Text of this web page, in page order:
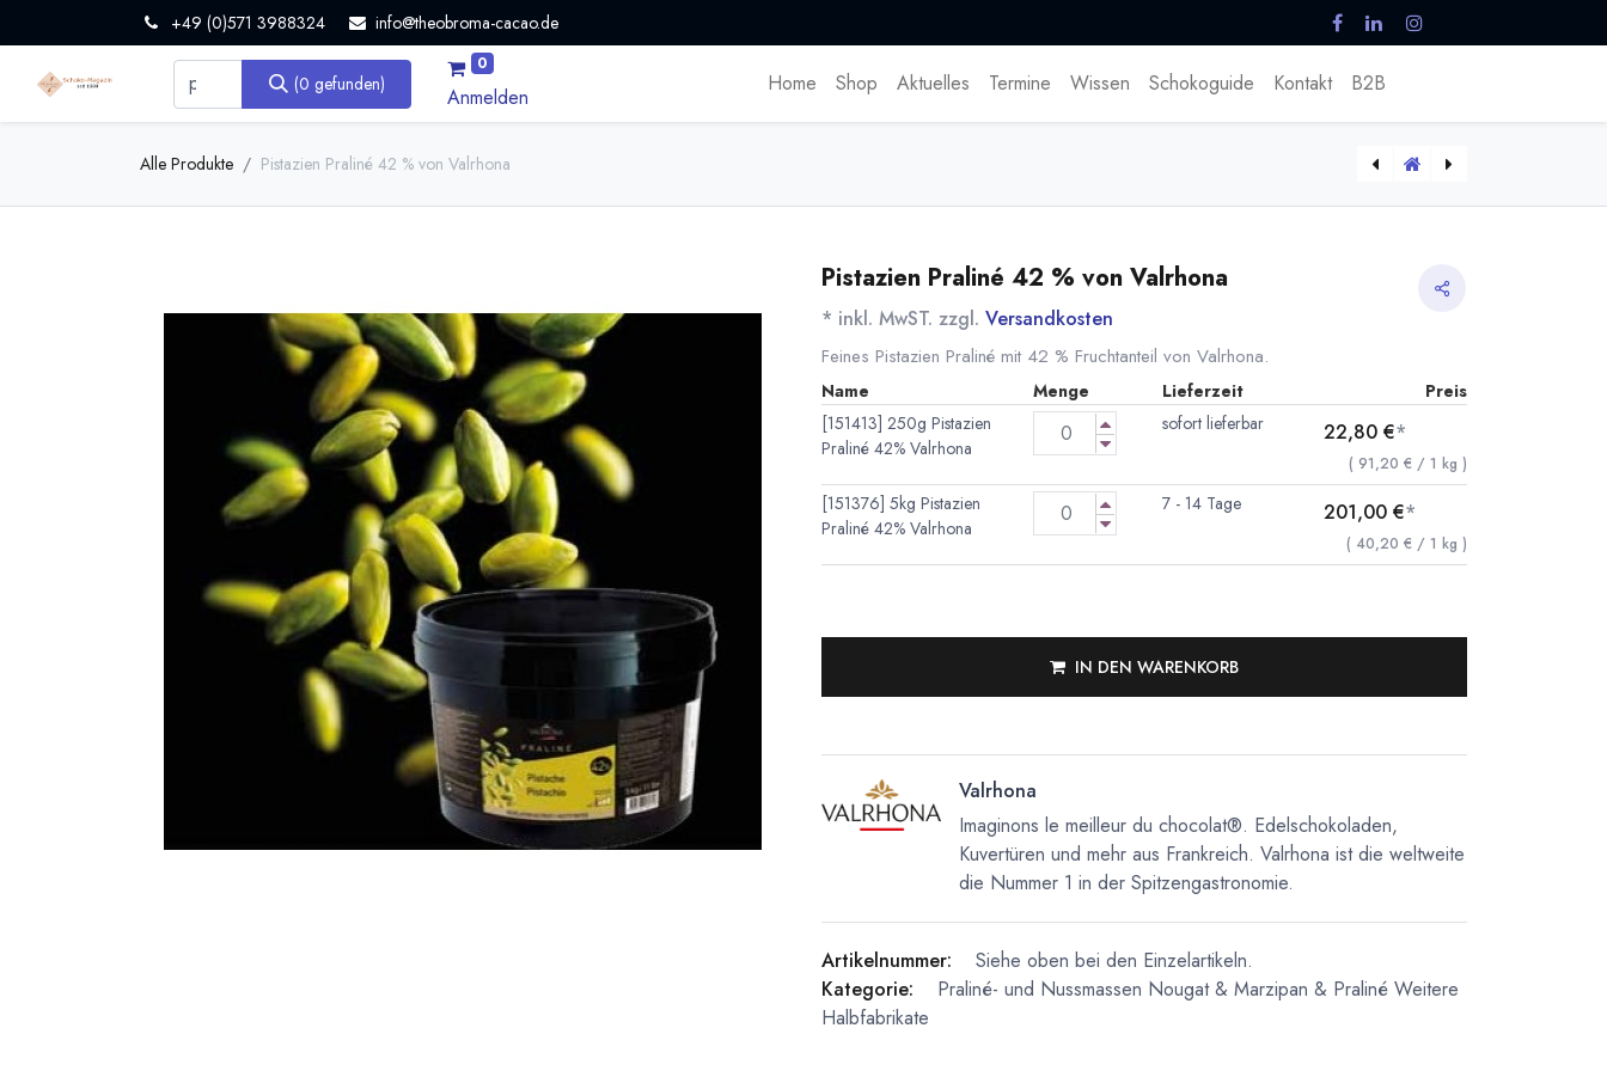
+49 (0)571 3988324 info@theobroma-cacao.de
(0 gefunden)
0
Anmelden
Home Shop Aktuelles Termine Wissen Schokoguide Kontakt B2B
Alle Produkte Pistazien Praliné 42 % von Valrhona
Pistazien Praliné 42 % von Valrhona
* inkl. MwST. zzgl. Versandkosten
Feines Pistazien Praliné mit 42 % Fruchtanteil von Valrhona.
Name Menge Lieferzeit
Preis
[151413] 250g Pistazien
Praliné 42% Valrhona
sofort lieferbar 22,80 €*
( 91,20 € / 1 kg )
[151376] 5kg Pistazien
Praliné 42% Valrhona
7 - 14 Tage 201,00 €*
( 40,20 € / 1 kg )
IN DEN WARENKORB
Valrhona
Imaginons le meilleur du chocolat®. Edelschokoladen,
Kuvertüren und mehr aus Frankreich. Valrhona ist die weltweite
die Nummer 1 in der Spitzengastronomie.
Artikelnummer:
Siehe oben bei den Einzelartikeln.
Kategorie:
Praliné- und Nussmassen Nougat & Marzipan & Praliné Weitere
Halbfabrikate